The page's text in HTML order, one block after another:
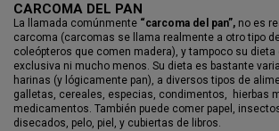
CARCOMA DEL PAN
La llamada comúnmente “carcoma del pan”, no es
carcoma (carcomas se llama realmente a otro tipo
coleópteros que comen madera), y tampoco su dieta
exclusiva ni mucho menos. Su dieta es bastante
harinas (y lógicamente pan), a diversos tipos de
galletas, cereales, especias, condimentos, hierbas
medicamentos. También puede comer papel,
disecados, pelo, piel, y cubiertas de libros.